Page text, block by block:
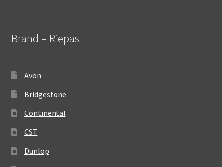
Brand – Riepas
Avon
Bridgestone
Continental
CST
Dunlop